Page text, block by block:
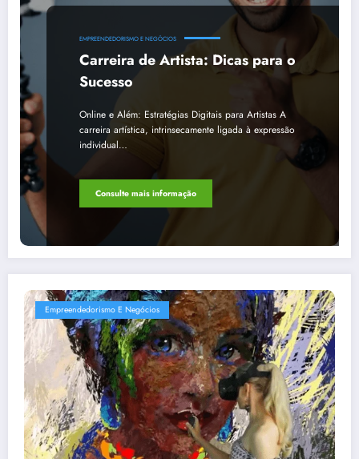
EMPREENDEDORISMO E NEGÓCIOS
Carreira de Artista: Dicas para o
Sucesso
Online e Além: Estratégias Digitais para Artistas A
carreira artística, intrinsecamente ligada à expressão
individual…
Consulte mais informação
Empreendedorismo E Negócios